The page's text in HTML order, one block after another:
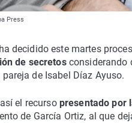
Press
ha decidido este martes
de secretosconsiderando
pareja de Isabel Díaz Ayuso.
el recurso presentado por
de García Ortiz, al que